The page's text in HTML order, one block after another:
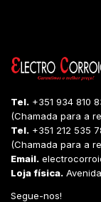
Tel. +351 934 810
(Chamada para a
Tel. +351 212 535
(Chamada para a
Email.
Loja física.
Segue-nos!